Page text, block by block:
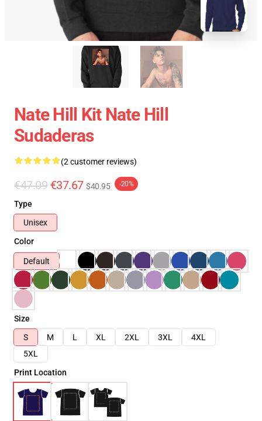
Nate Hill Kit Nate Hill
Sudaderas
(2 customer reviews)
€47.09 €37.67 $40.95 -20%
Type
Unisex
Color
Default
Size
S
M L XL 2XL 3XL
4XL
5XL
Print Location